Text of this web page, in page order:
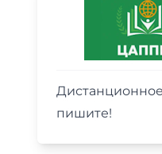
пишите!